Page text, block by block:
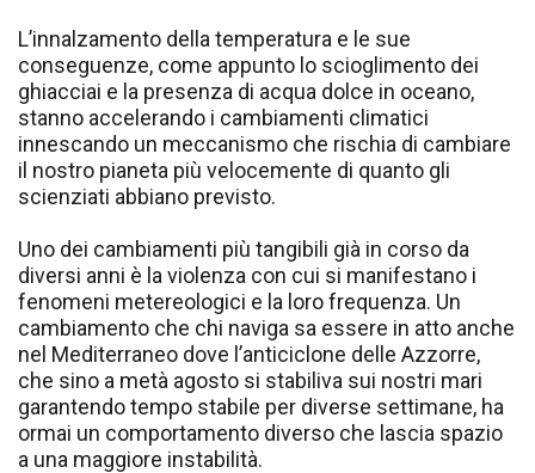
L’innalzamento della temperatura e le sue
conseguenze, come appunto lo scioglimento dei
ghiacciai e la presenza di acqua dolce in oceano,
stanno accelerando i cambiamenti climatici
innescando un meccanismo che rischia di cambiare
il nostro pianeta più velocemente di quanto gli
scienziati abbiano previsto.
Uno dei cambiamenti più tangibili già in corso da
diversi anni è la violenza con cui si manifestano i
fenomeni metereologici e la loro frequenza. Un
cambiamento che chi naviga sa essere in atto anche
nel Mediterraneo dove l’anticiclone delle Azzorre,
che sino a metà agosto si stabiliva sui nostri mari
garantendo tempo stabile per diverse settimane, ha
ormai un comportamento diverso che lascia spazio
a una maggiore instabilità.